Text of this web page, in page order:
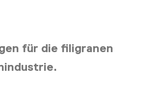
für die filigranen